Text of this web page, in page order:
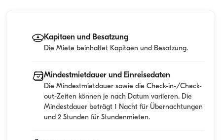
Kapitaen und Besatzung
Die Miete beinhaltet Kapitaen und Besatzung.
Mindestmietdauer und Einreisedaten
Die Mindestmietdauer sowie die Check-in-/Check-
out-Zeiten können je nach Datum variieren. Die
Mindestdauer beträgt 1 Nacht für Übernachtungen
und 2 Stunden für Stundenmieten.